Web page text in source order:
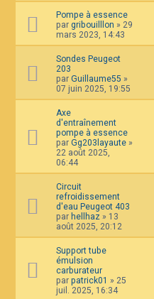
Pompe à essence
par gribouilllon » 29
mars 2023, 14:43
Sondes Peugeot
203
par Guillaume55 »
07 juin 2025, 19:55
Axe
d'entraînement
pompe à essence
par Gg203layaute »
22 août 2025,
06:44
Circuit
refroidissement
d'eau Peugeot 403
par hellhaz » 13
août 2025, 20:12
Support tube
émulsion
carburateur
par patrick01 » 25
juil. 2025, 16:34